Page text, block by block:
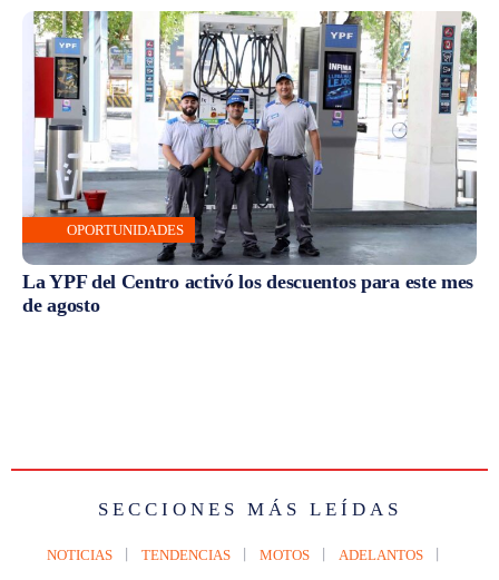
OPORTUNIDADES
La YPF del Centro activó los descuentos para este mes
de agosto
SECCIONES MÁS LEÍDAS
NOTICIAS TENDENCIAS MOTOS ADELANTOS